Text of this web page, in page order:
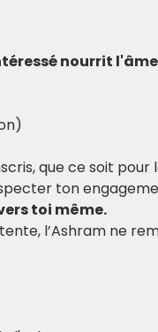
nourrit
que ce soit pour
ton
toi même.
l’Ashram ne